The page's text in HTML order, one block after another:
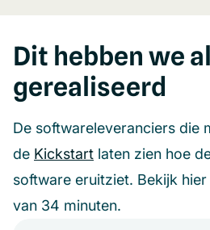
Dit hebben we al
gerealiseerd
De softwareleveranciers die
de Kickstart laten zien hoe
software eruitziet. Bekijk hier
van 34 minuten.